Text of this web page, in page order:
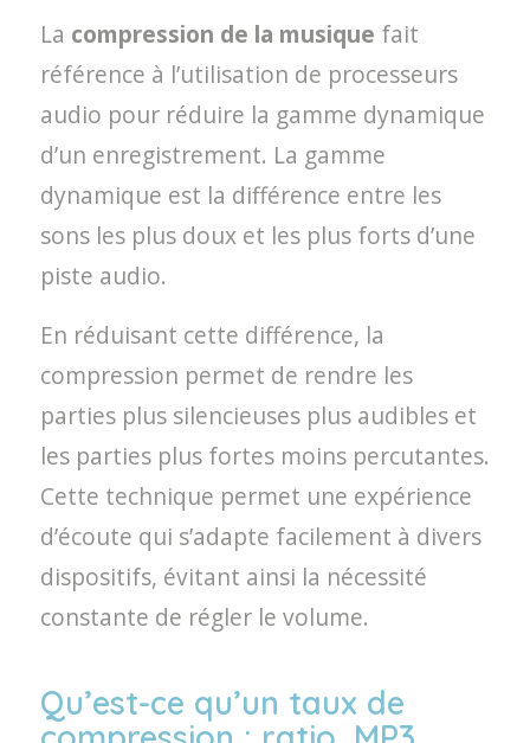
La compression de la musique fait
référence à l’utilisation de processeurs
audio pour réduire la gamme dynamique
d’un enregistrement. La gamme
dynamique est la différence entre les
sons les plus doux et les plus forts d’une
piste audio.
En réduisant cette différence, la
compression permet de rendre les
parties plus silencieuses plus audibles et
les parties plus fortes moins percutantes.
Cette technique permet une expérience
d’écoute qui s’adapte facilement à divers
dispositifs, évitant ainsi la nécessité
constante de régler le volume.
Qu’est-ce qu’un taux de